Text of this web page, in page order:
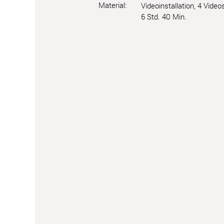
Material:
Videoinstallation, 4
6 Std. 40 Min.